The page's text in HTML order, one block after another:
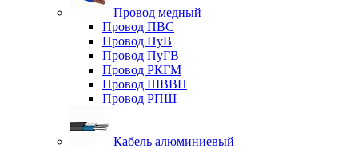
Провод медный
Провод ПВС
Провод ПуВ
Провод ПуГВ
Провод РКГМ
Провод ШВВП
Провод РПШ
Кабель алюминиевый